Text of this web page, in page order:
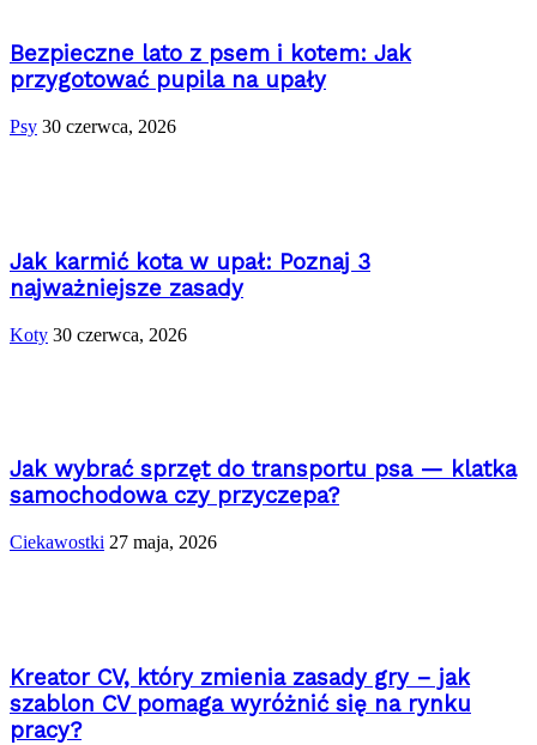
Bezpieczne lato z psem i kotem: Jak
przygotować pupila na upały
Psy 30 czerwca, 2026
Jak karmić kota w upał: Poznaj 3
najważniejsze zasady
Koty 30 czerwca, 2026
Jak wybrać sprzęt do transportu psa — klatka
samochodowa czy przyczepa?
Ciekawostki 27 maja, 2026
Kreator CV, który zmienia zasady gry – jak
szablon CV pomaga wyróżnić się na rynku
pracy?